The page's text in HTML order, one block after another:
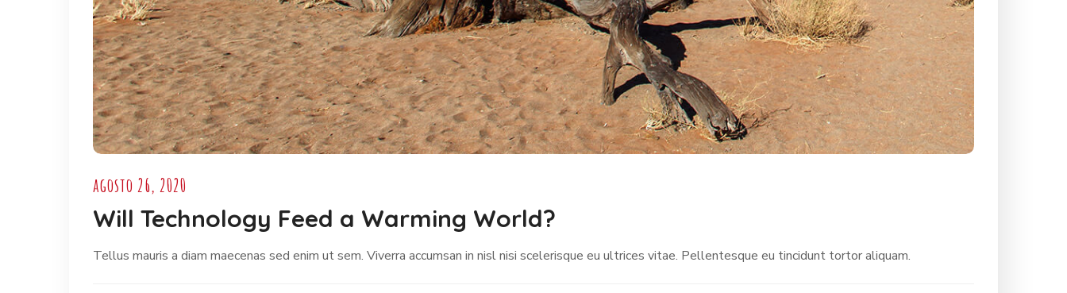
agosto 26, 2020
Will Technology Feed a Warming World?
Tellus mauris a diam maecenas sed enim ut sem. Viverra accumsan in nisl nisi scelerisque eu ultrices vitae. Pellentesque eu tincidunt tortor aliquam.